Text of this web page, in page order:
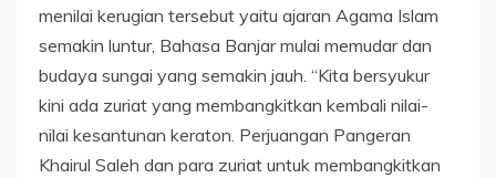
menilai kerugian tersebut yaitu ajaran Agama Islam
semakin luntur, Bahasa Banjar mulai memudar dan
budaya sungai yang semakin jauh. “Kita bersyukur
kini ada zuriat yang membangkitkan kembali nilai-
nilai kesantunan keraton. Perjuangan Pangeran
Khairul Saleh dan para zuriat untuk membangkitkan